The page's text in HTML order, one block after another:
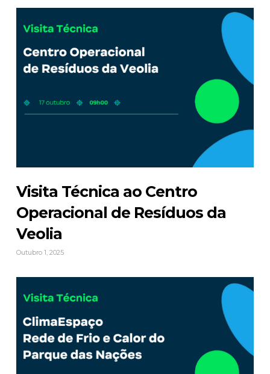
Visita Técnica ao Centro
Operacional de Resíduos da
Veolia
Outubro 1, 2025